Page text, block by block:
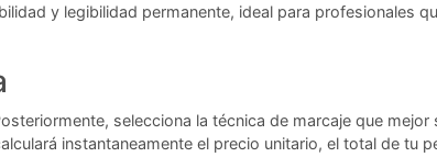
y legibilidad permanente, ideal para profesionales
selecciona la técnica de marcaje que
instantaneamente el precio unitario, el total de tu